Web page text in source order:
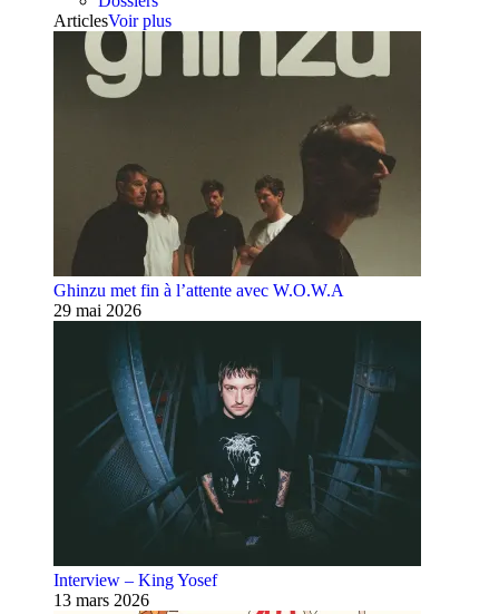
ArticlesVoir plus
Ghinzu met fin à l’attente avec W.O.W.A
29 mai 2026
Interview – King Yosef
13 mars 2026